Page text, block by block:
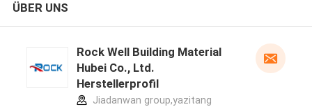
ÜBER UNS
Rock Well Building Material
Hubei Co., Ltd.
Herstellerprofil
Jiadanwan group,yazitang